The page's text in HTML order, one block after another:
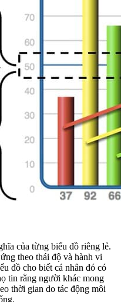
của từng biểu đồ riêng lẻ.
theo thái độ và hành vi
đồ cho biết cá nhân đó có
tin rằng người khác mong
thời gian do tác động môi